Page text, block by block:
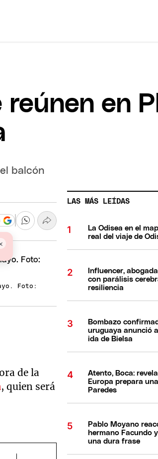
en
balcón
Foto:
de la
, quien será
LAS MÁS LEÍDAS
La Odisea en el
real del viaje de
Influencer,
con parálisis
resiliencia
Bombazo
uruguaya anunció
ida de Bielsa
Atento, Boca:
Europa prepara
Paredes
Pablo Moyano
hermano Facundo
una dura frase